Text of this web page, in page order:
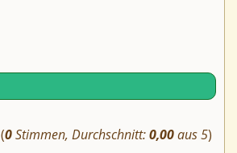
(0Stimmen, Durchschnitt:0,00aus 5)